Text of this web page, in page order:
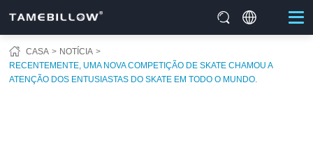
CASA
NOTÍCIA
RECENTEMENTE, UMA NOVA COMPETIÇÃO DE SKATE CHAMOU A
ATENÇÃO DOS ENTUSIASTAS DO SKATE EM TODO O MUNDO.